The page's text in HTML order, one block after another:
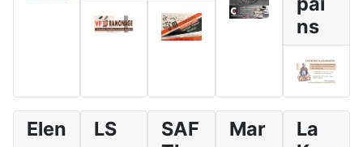
ns
Elen
LS
SAF
Mar
La